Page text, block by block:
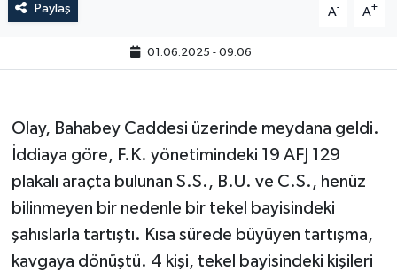
Paylaş A- A+
01.06.2025 - 09:06
Olay, Bahabey Caddesi üzerinde meydana geldi.
İddiaya göre, F.K. yönetimindeki 19 AFJ 129
plakalı araçta bulunan S.S., B.U. ve C.S., henüz
bilinmeyen bir nedenle bir tekel bayisindeki
şahıslarla tartıştı. Kısa sürede büyüyen tartışma,
kavgaya dönüştü. 4 kişi, tekel bayisindeki kişileri